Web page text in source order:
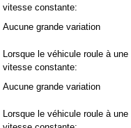
vitesse constante:
Aucune grande variation
Lorsque le véhicule roule à une
vitesse constante:
Aucune grande variation
Lorsque le véhicule roule à une